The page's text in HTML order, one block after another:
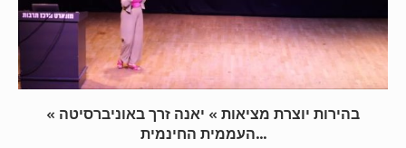
« בהירות יוצרת מציאות » יאנה זרך באוניברסיטה
העממית החינמית...